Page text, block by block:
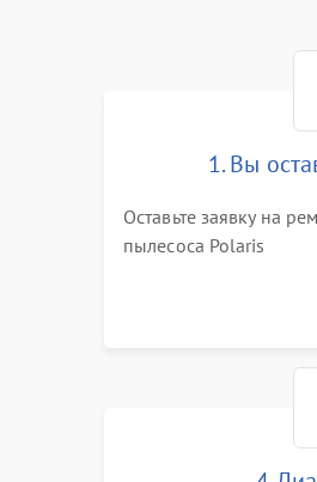
1. Вы
Оставьте заявку на
пылесоса Polaris